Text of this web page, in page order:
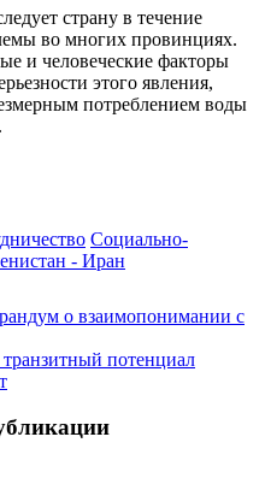
страну в течение
во многих провинциях.
и человеческие факторы
этого явления,
потреблением воды
Социально-
- Иран
о взаимопонимании с
потенциал